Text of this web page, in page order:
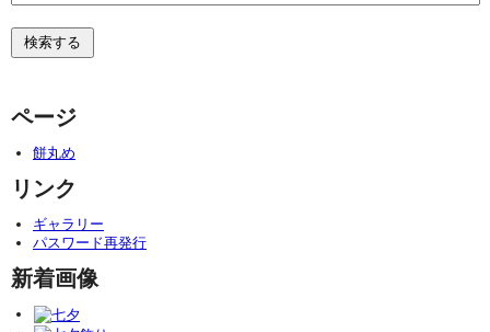
ページ
餅丸め
リンク
ギャラリー
パスワード再発行
新着画像